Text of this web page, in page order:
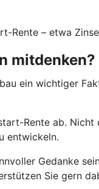
Rente – etwa
mitdenken?
ein wichtiger
Rente ab.
entwickeln.
Gedanke
Sie gern